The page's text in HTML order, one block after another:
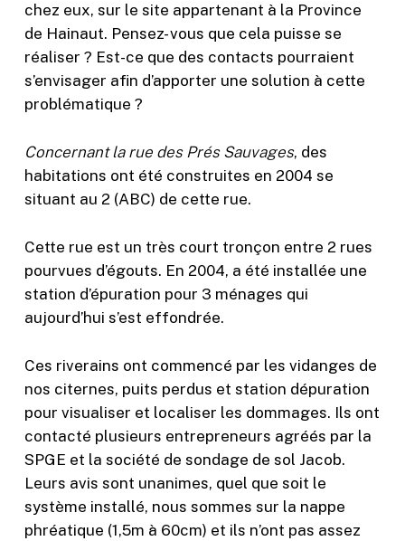
chez eux, sur le site appartenant à la Province
de Hainaut. Pensez- vous que cela puisse se
réaliser ? Est-ce que des contacts pourraient
s’envisager afin d’apporter une solution à cette
problématique ?
Concernant la rue des Prés Sauvages, des
habitations ont été construites en 2004 se
situant au 2 (ABC) de cette rue.
Cette rue est un très court tronçon entre 2 rues
pourvues d’égouts. En 2004, a été installée une
station d’épuration pour 3 ménages qui
aujourd’hui s’est effondrée.
Ces riverains ont commencé par les vidanges de
nos citernes, puits perdus et station dépuration
pour visualiser et localiser les dommages. Ils ont
contacté plusieurs entrepreneurs agréés par la
SPGE et la société de sondage de sol Jacob.
Leurs avis sont unanimes, quel que soit le
système installé, nous sommes sur la nappe
phréatique (1,5m à 60cm) et ils n’ont pas assez